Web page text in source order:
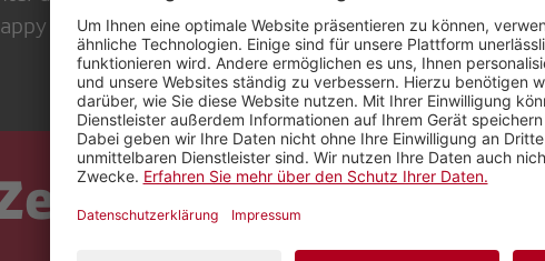
Day im September arbeitet.»
für das SRG-